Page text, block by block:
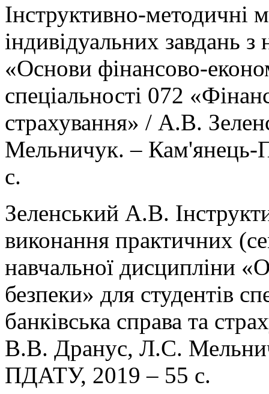
Інструктивно-методичні
індивідуальних завдань
«Основи фінансово-
спеціальності 072
страхування» / А.В.
Мельничук. –
с.
Зеленський А.В.
виконання практичних
навчальної дисципліни
безпеки» для студентів
банківська справа та
В.В. Дранус, Л.С.
ПДАТУ, 2019 – 55 с.